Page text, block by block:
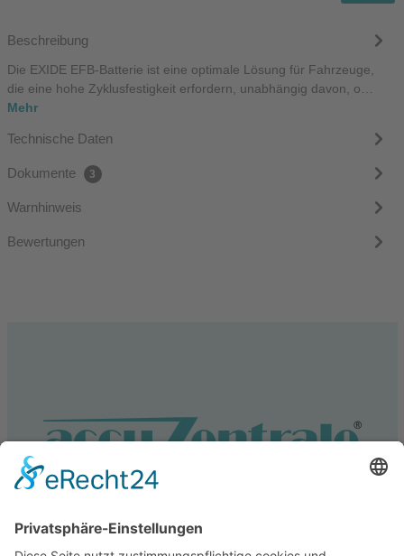
Beschreibung
Die EXIDE EFB-Batterie ist eine optimale Lösung für Fahrzeuge,
die eine hohe Zyklusfestigkeit erfordern, unabhängig davon, o…
Mehr
Technische Daten
Dokumente 3
Warnhinweis
Bewertungen
Service